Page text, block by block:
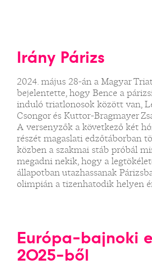
Irány Párizs
2024. május 28-án a Magyar
bejelentette, hogy Bence a
induló triatlonosok között van,
Csongor és Kuttor-Bragmayer
A versenyzők a következő két
részét magaslati edzőtáborban
közben a szakmai stáb próbál
megadni nekik, hogy a
állapotban utazhassanak
olimpián a tizenhatodik helyen
Európa-bajnoki
2025-ből